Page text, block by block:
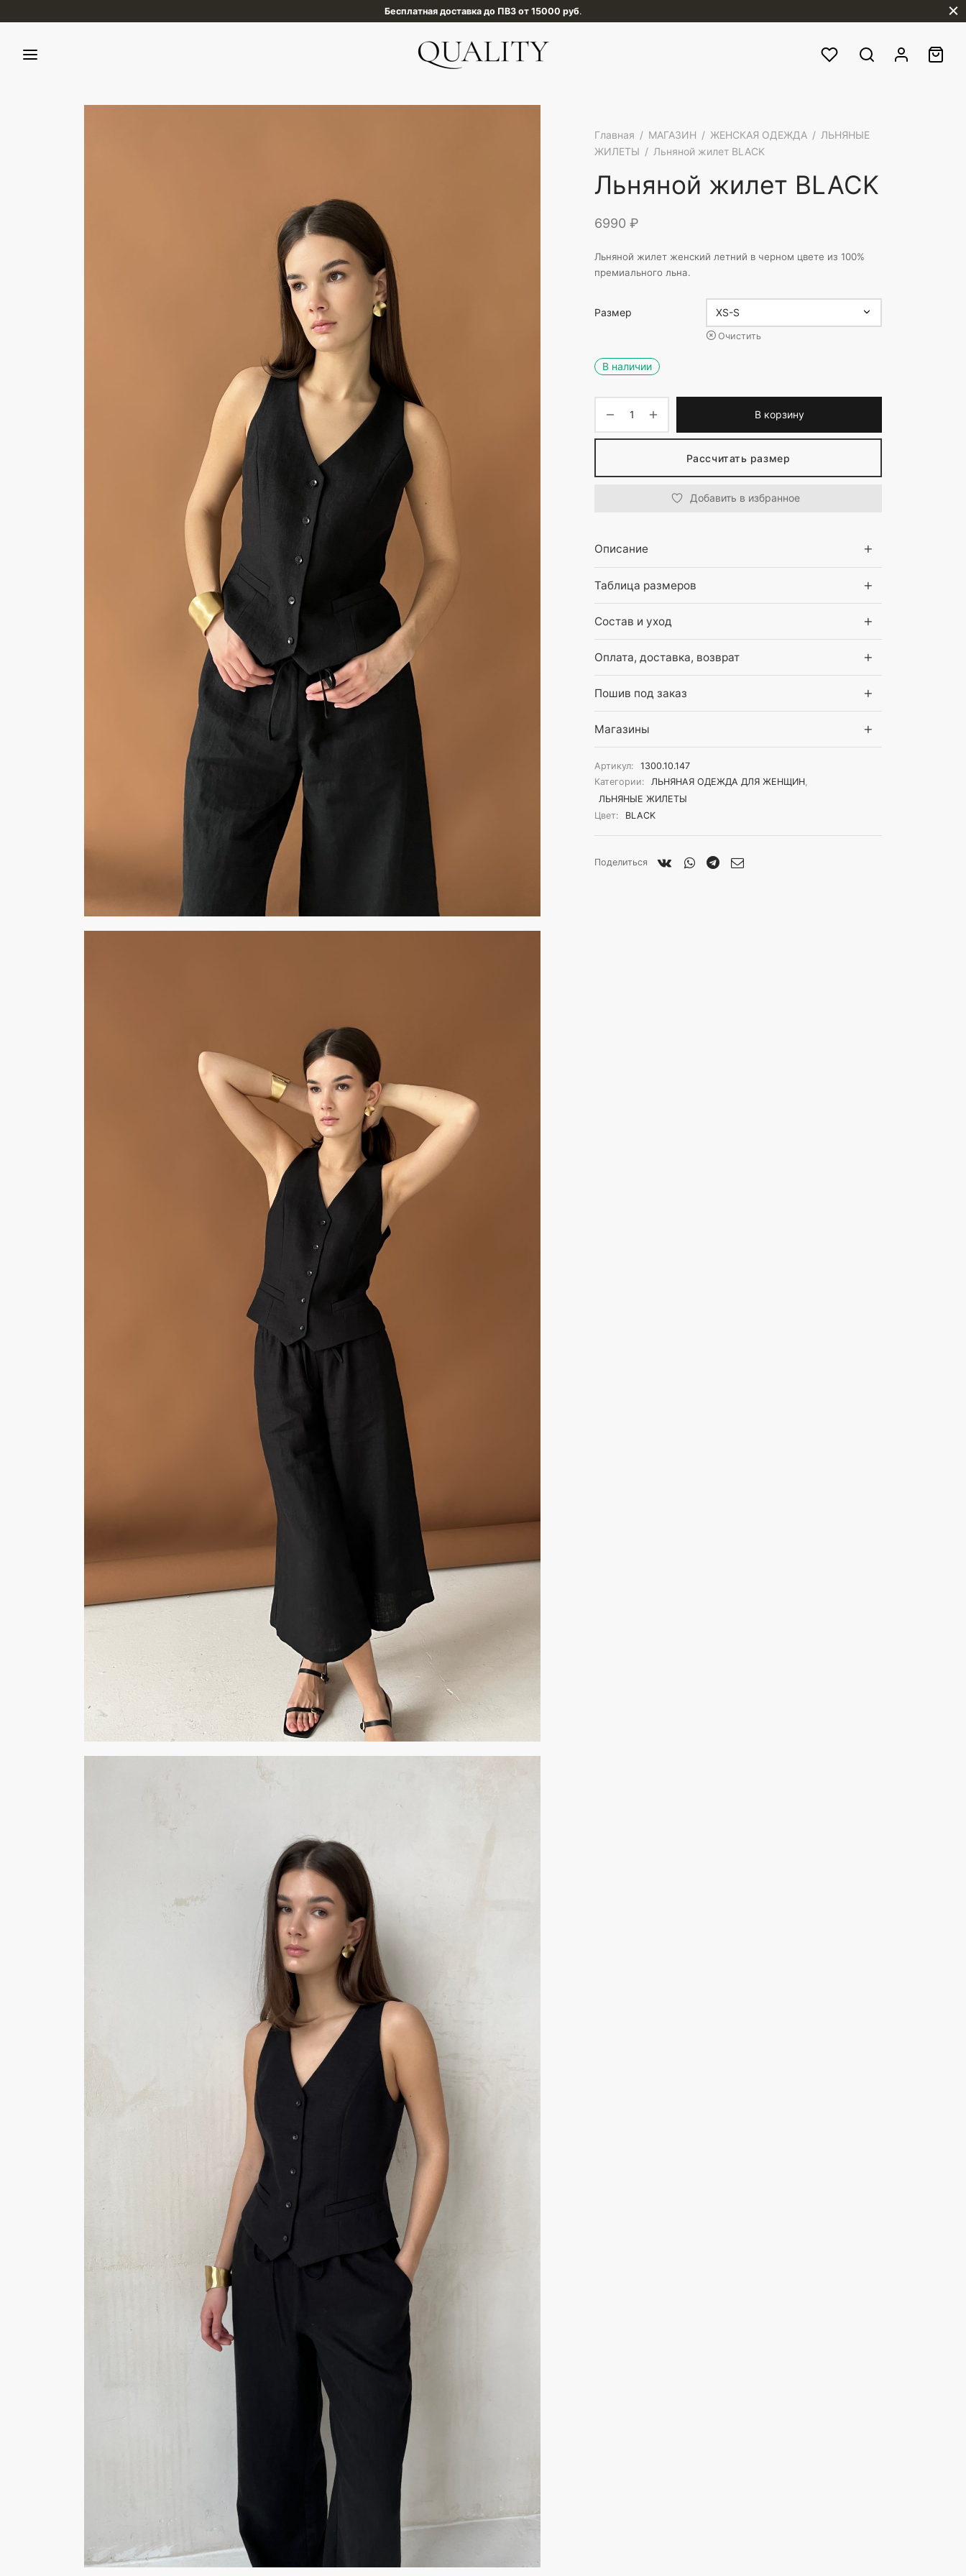
Оплата покупок с сервисом Долями.
Главная / МАГАЗИН / ЖЕНСКАЯ ОДЕЖДА / ЛЬНЯНЫЕ
ЖИЛЕТЫ / Льняной жилет BLACK
Льняной жилет BLACK
6990 ₽
Льняной жилет женский летний в черном цвете из 100%
премиального льна.
Размер
Очистить
В наличии
В корзину
Рассчитать размер
Добавить в избранное
Описание
Таблица размеров
Состав и уход
Оплата, доставка, возврат
Пошив под заказ
Магазины
Артикул:
1300.10.147
Категории:
ЛЬНЯНАЯ ОДЕЖДА ДЛЯ ЖЕНЩИН,
ЛЬНЯНЫЕ ЖИЛЕТЫ
Цвет:
BLACK
Поделиться